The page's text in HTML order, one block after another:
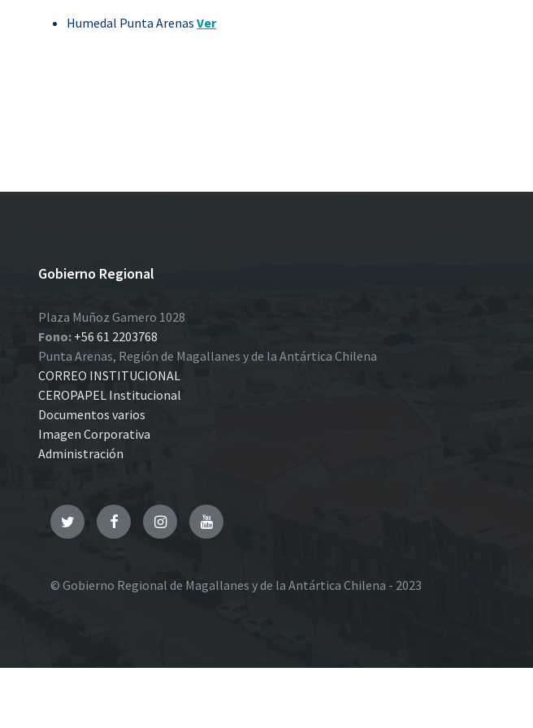
Humedal Punta Arenas Ver
Gobierno Regional
Plaza Muñoz Gamero 1028
Fono: +56 61 2203768
Punta Arenas, Región de Magallanes y de la Antártica Chilena
CORREO INSTITUCIONAL
CEROPAPEL Institucional
Documentos varios
Imagen Corporativa
Administración
TwitterFacebookInstagramYouTube
© Gobierno Regional de Magallanes y de la Antártica Chilena - 2023